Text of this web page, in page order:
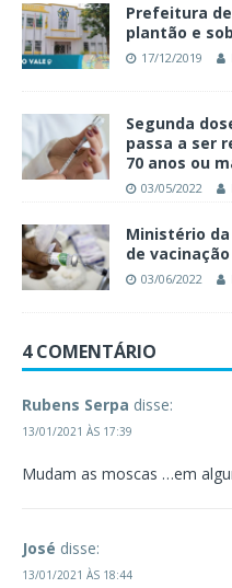
Prefeitura
plantão e
17/12/2019
Segunda
passa a ser
70 anos ou
03/05/2022
Ministério
de
03/06/2022
4 COMENTÁRIO
Rubens Serpa disse:
13/01/2021 ÀS 17:39
Mudam as moscas …em
José disse:
13/01/2021 ÀS 18:44